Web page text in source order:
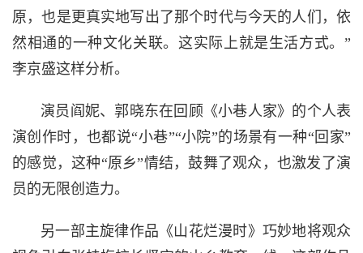
原，也是更真实地写出了那个时代与今天的人们，依
然相通的一种文化关联。这实际上就是生活方式。”
李京盛这样分析。
演员阎妮、郭晓东在回顾《小巷人家》的个人表
演创作时，也都说“小巷”“小院”的场景有一种“回家”
的感觉，这种“原乡”情结，鼓舞了观众，也激发了演
员的无限创造力。
另一部主旋律作品《山花烂漫时》巧妙地将观众